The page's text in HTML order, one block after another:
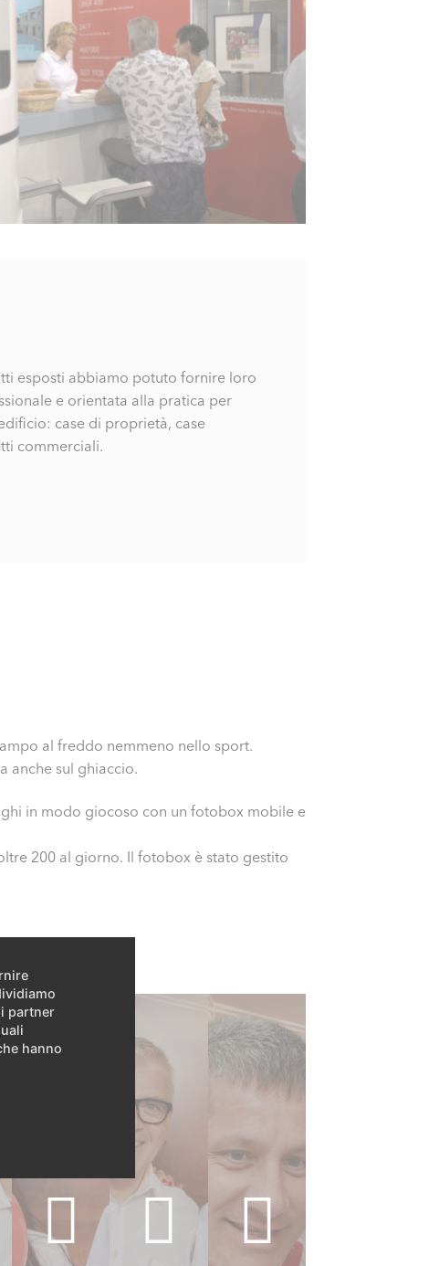
partner
hanno
esposti abbiamo potuto fornire loro
e orientata alla pratica per
case di proprietà, case
commerciali.
al freddo nemmeno nello sport.
anche sul ghiaccio.
in modo giocoso con un fotobox mobile e
200 al giorno. Il fotobox è stato gestito